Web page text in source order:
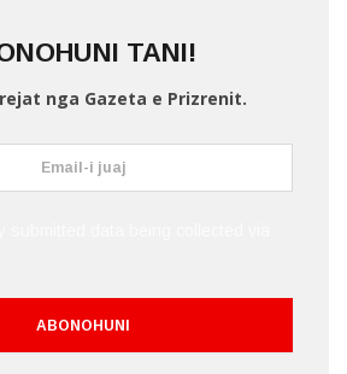
TANI!
nga Gazeta e Prizrenit.